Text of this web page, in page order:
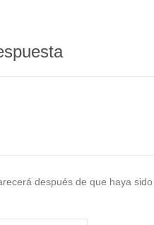
después de que haya